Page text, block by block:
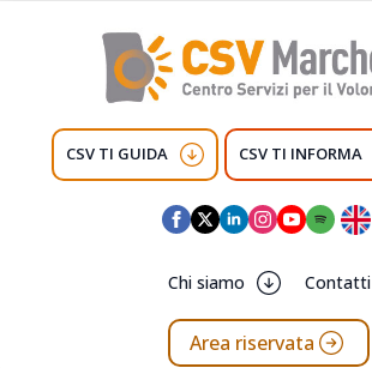
CSV TI GUIDA CSV TI INFORMA
Chi siamo Contatti
Area riservata